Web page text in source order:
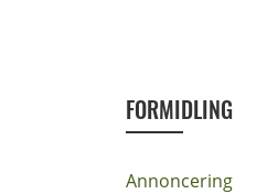
FORMIDLING
Annoncering